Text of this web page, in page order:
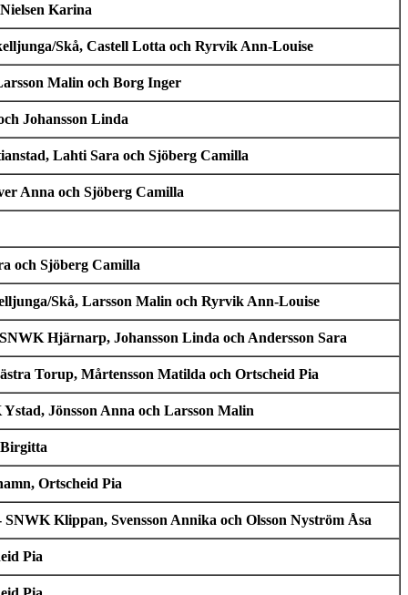
Karina
Skå, Castell Lotta och Ryrvik Ann-Louise
Malin och Borg Inger
Johansson Linda
Lahti Sara och Sjöberg Camilla
Anna och Sjöberg Camilla
och Sjöberg Camilla
Skå, Larsson Malin och Ryrvik Ann-Louise
Hjärnarp, Johansson Linda och Andersson Sara
Torup, Mårtensson Matilda och Ortscheid Pia
Jönsson Anna och Larsson Malin
Ortscheid Pia
Klippan, Svensson Annika och Olsson Nyström Åsa
Pia